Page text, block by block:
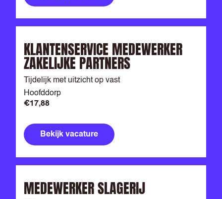
KLANTENSERVICE MEDEWERKER
ZAKELIJKE PARTNERS
Tijdelijk met uitzicht op vast
Hoofddorp
€17,88
Bekijk vacature
MEDEWERKER SLAGERIJ